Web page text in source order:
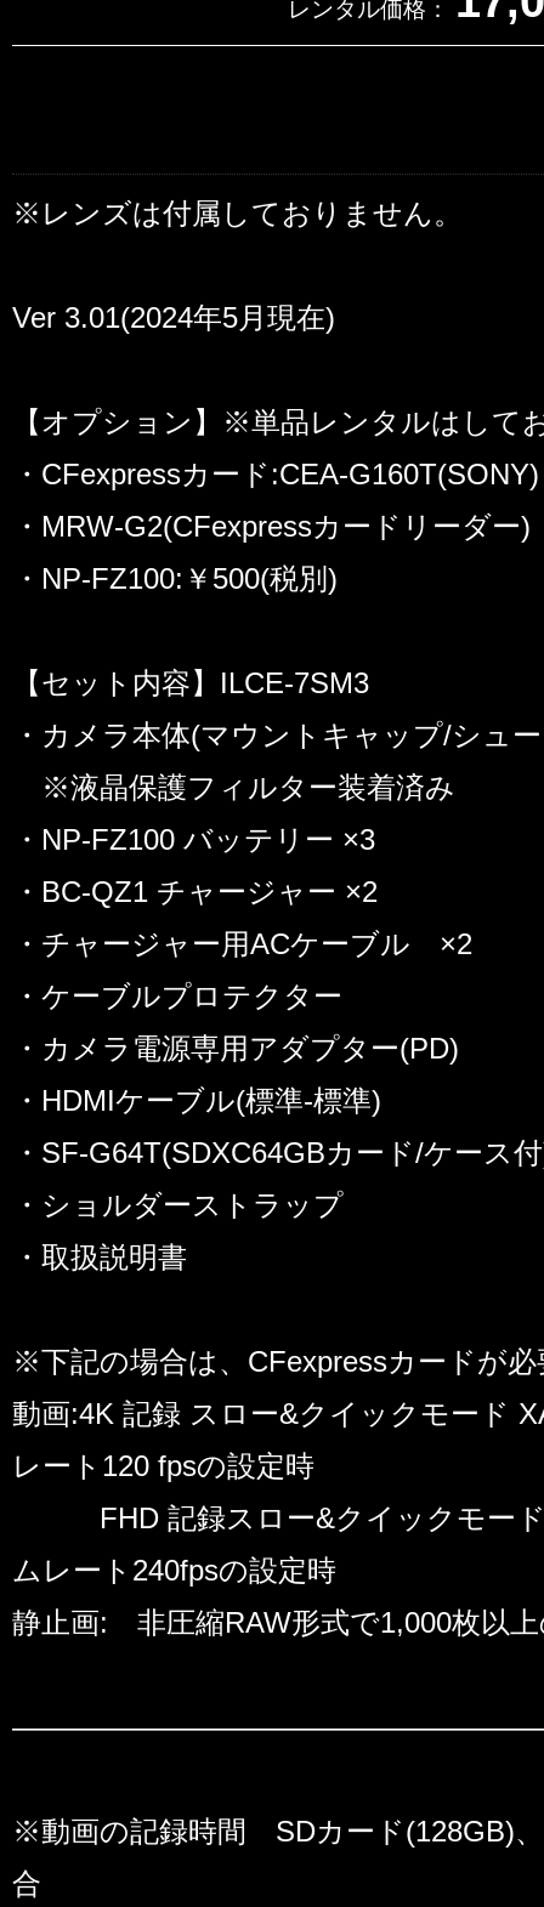
レンタル価格：
※レンズは付属しておりません。
Ver 3.01(2024年5月現在)
【オプション】※単品レンタルはして
・CFexpressカード:CEA-
・MRW-G2(CFexpressカードリーダ
・NP-FZ100:￥500(税別)
【セット内容】ILCE-7SM3
・カメラ本体(マウントキャップ/シュ
※液晶保護フィルター装着済み
・NP-FZ100 バッテリー ×3
・BC-QZ1 チャージャー ×2
・チャージャー用ACケーブル ×2
・ケーブルプロテクター
・カメラ電源専用アダプター(PD)
・HDMIケーブル(標準-標準)
・SF-G64T(SDXC64GBカード/ケース
・ショルダーストラップ
・取扱説明書
※下記の場合は、CFexpressカードが
動画:4K 記録 スロー&クイックモード
レート120 fpsの設定時
FHD 記録スロー&クイックモード
ムレート240fpsの設定時
静止画: 非圧縮RAW形式で1,000枚以
※動画の記録時間 SDカード(128GB)
合